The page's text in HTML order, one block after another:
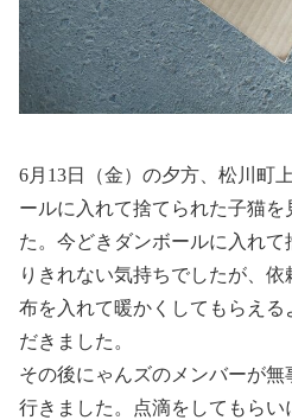
6月13日（金）の夕方、松川町
ールに入れて捨てられた子猫
た。今どきダンボールに入れ
りきれない気持ちでしたが、
布を入れて暖かくしてもらえ
だきました。
その後にゃんズのメンバーが
行きました。点滴をしてもらい